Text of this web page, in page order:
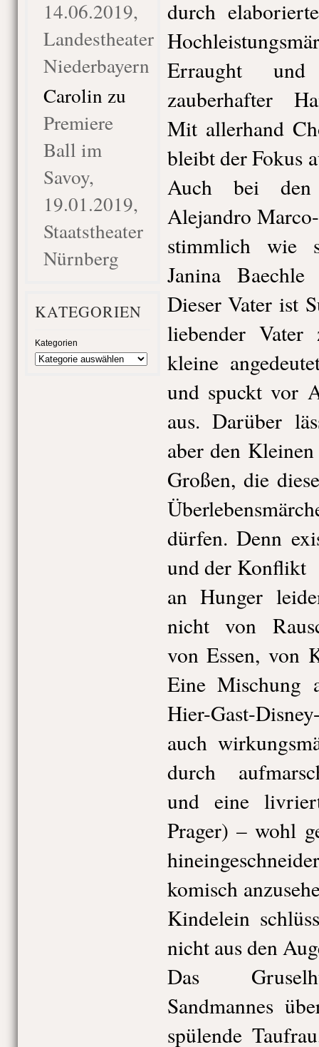
14.06.2019,
Landestheater
Niederbayern
Carolin zu
Premiere
Ball im
Savoy,
19.01.2019,
Staatstheater
Nürnberg
KATEGORIEN
Kategorien
durch
Erraught
zauberhafter
Mit allerhand
bleibt der Fokus
Auch bei den
Alejandro
stimmlich wie
Janina
Dieser Vater ist
liebender Vater
kleine
und spuckt vor
aus. Darüber
aber den
Großen, die
dürfen. Denn
und der Konflikt
an Hunger
nicht von
von Essen, von
Eine Mischung
Hier-Gast-
auch
durch
und eine
Prager) – wohl
komisch
Kindelein
nicht aus den
Das
Sandmannes
spülende